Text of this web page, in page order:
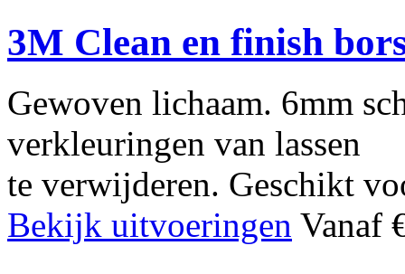
3M Clean en finish
Gewoven lichaam. 6mm
verkleuringen van lassen
te verwijderen. Geschikt
Bekijk uitvoeringen Vanaf